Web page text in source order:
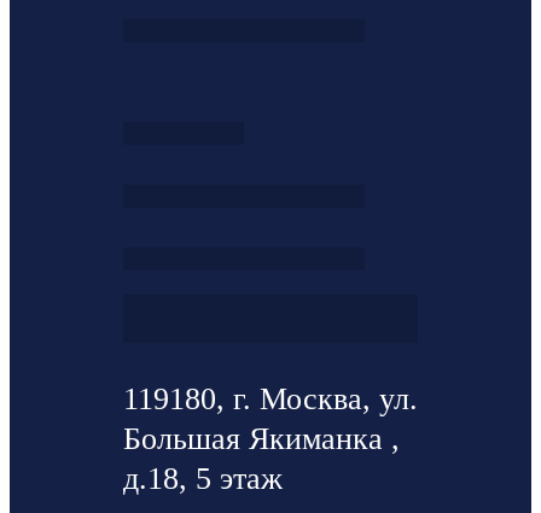
119180, г. Москва, ул.
Большая Якиманка ,
д.18, 5 этаж